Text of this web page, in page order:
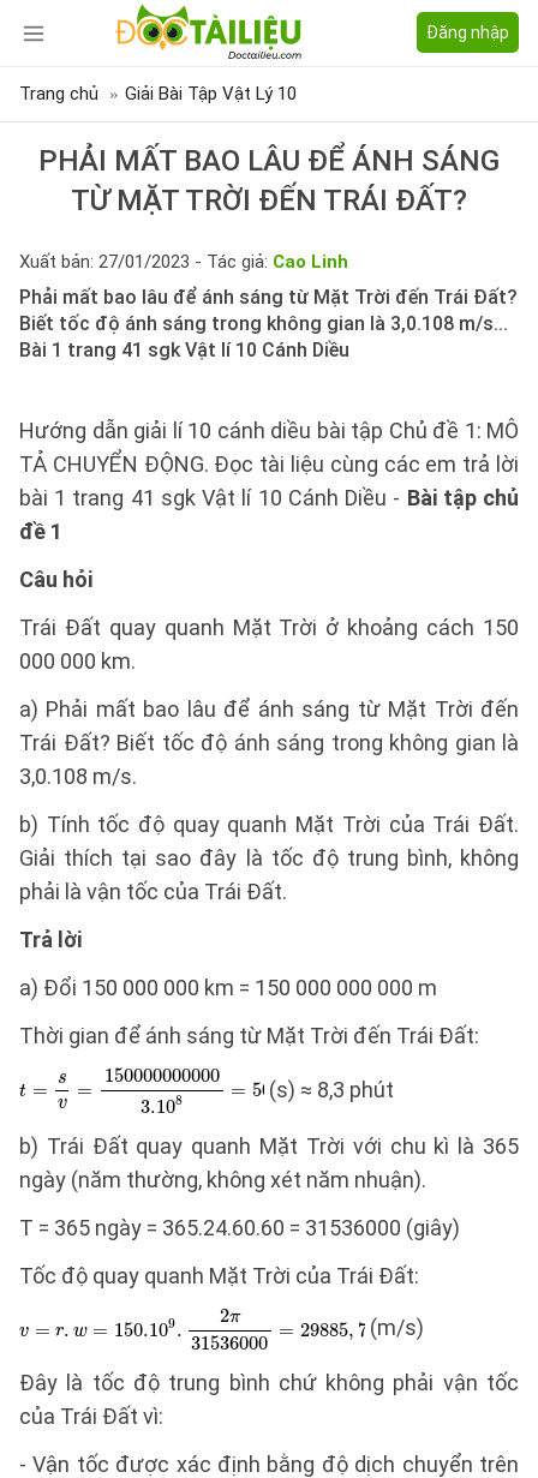
Đăng nhập
Trang chủ Giải Bài Tập Vật Lý 10
PHẢI MẤT BAO LÂU ĐỂ ÁNH SÁNG
TỪ MẶT TRỜI ĐẾN TRÁI ĐẤT?
Xuất bản: 27/01/2023 - Tác giả: Cao Linh
Phải mất bao lâu để ánh sáng từ Mặt Trời đến Trái Đất?
Biết tốc độ ánh sáng trong không gian là 3,0.108 m/s...
Bài 1 trang 41 sgk Vật lí 10 Cánh Diều
Hướng dẫn giải lí 10 cánh diều bài tập Chủ đề 1: MÔ
TẢ CHUYỂN ĐỘNG. Đọc tài liệu cùng các em trả lời
bài 1 trang 41 sgk Vật lí 10 Cánh Diều - Bài tập chủ
đề 1
Câu hỏi
Trái Đất quay quanh Mặt Trời ở khoảng cách 150
000 000 km.
a) Phải mất bao lâu để ánh sáng từ Mặt Trời đến
Trái Đất? Biết tốc độ ánh sáng trong không gian là
3,0.108 m/s.
b) Tính tốc độ quay quanh Mặt Trời của Trái Đất.
Giải thích tại sao đây là tốc độ trung bình, không
phải là vận tốc của Trái Đất.
Trả lời
a) Đổi 150 000 000 km = 150 000 000 000 m
Thời gian để ánh sáng từ Mặt Trời đến Trái Đất:
(s) ≈ 8,3 phút
b) Trái Đất quay quanh Mặt Trời với chu kì là 365
ngày (năm thường, không xét năm nhuận).
T = 365 ngày = 365.24.60.60 = 31536000 (giây)
Tốc độ quay quanh Mặt Trời của Trái Đất:
(m/s)
Đây là tốc độ trung bình chứ không phải vận tốc
của Trái Đất vì:
- Vận tốc được xác định bằng độ dịch chuyển trên